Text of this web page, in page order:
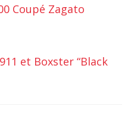
Coupé Zagato
et Boxster “Black